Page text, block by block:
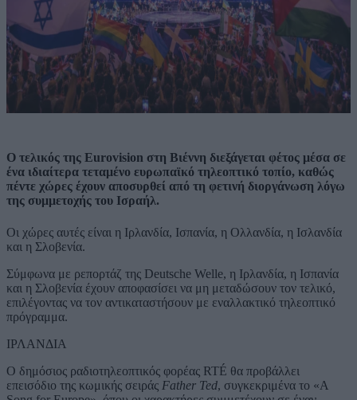
Ο τελικός της Eurovision στη Βιέννη διεξάγεται φέτος μέσα σε
ένα ιδιαίτερα τεταμένο ευρωπαϊκό τηλεοπτικό τοπίο, καθώς
πέντε χώρες έχουν αποσυρθεί από τη φετινή διοργάνωση λόγω
της συμμετοχής του Ισραήλ.
Οι χώρες αυτές είναι η Ιρλανδία, Ισπανία, η Ολλανδία, η Ισλανδία
και η Σλοβενία.
Σύμφωνα με ρεπορτάζ της Deutsche Welle, η Ιρλανδία, η Ισπανία
και η Σλοβενία έχουν αποφασίσει να μη μεταδώσουν τον τελικό,
επιλέγοντας να τον αντικαταστήσουν με εναλλακτικό τηλεοπτικό
πρόγραμμα.
ΙΡΛΑΝΔΙΑ
Ο δημόσιος ραδιοτηλεοπτικός φορέας RTÉ θα προβάλλει
επεισόδιο της κωμικής σειράς Father Ted, συγκεκριμένα το «A